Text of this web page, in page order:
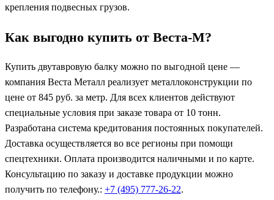
крепления подвесных грузов.
Как выгодно купить от Веста-М?
Купить двутавровую балку можно по выгодной цене —
компания Веста Металл реализует металлоконструкции по
цене от 845 руб. за метр. Для всех клиентов действуют
специальные условия при заказе товара от 10 тонн.
Разработана система кредитования постоянных покупателей.
Доставка осуществляется во все регионы при помощи
спецтехники. Оплата производится наличными и по карте.
Консультацию по заказу и доставке продукции можно
получить по телефону.: +7 (495) 777-26-22.